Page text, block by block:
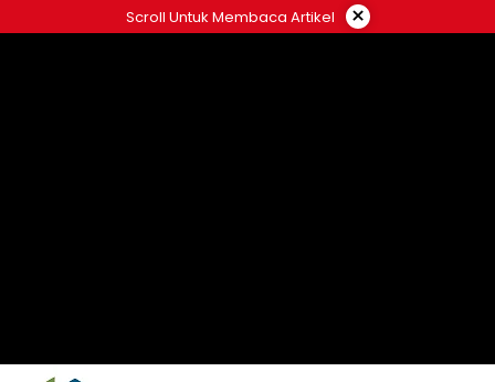
to
Scroll Untuk Membaca Artikel ×